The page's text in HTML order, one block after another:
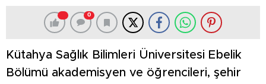
0
Kütahya Sağlık Bilimleri Üniversitesi Ebelik
Bölümü akademisyen ve öğrencileri, şehir